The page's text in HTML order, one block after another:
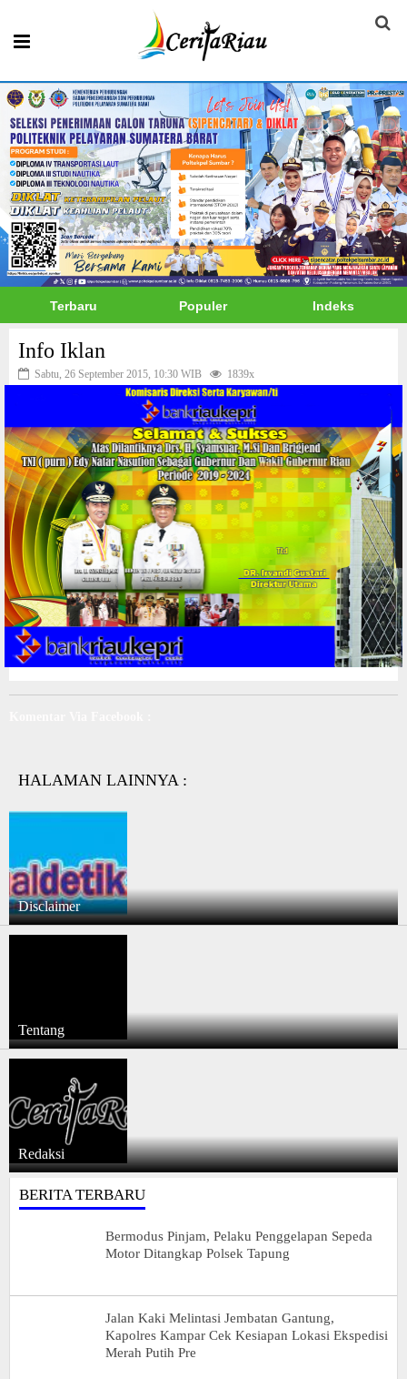
Terbaru Populer Indeks
Info Iklan
Sabtu, 26 September 2015, 10:30 WIB 1839x
HALAMAN LAINNYA :
Disclaimer
Tentang
Redaksi
BERITA TERBARU
Bermodus Pinjam, Pelaku Penggelapan Sepeda
Motor Ditangkap Polsek Tapung
Jalan Kaki Melintasi Jembatan Gantung,
Kapolres Kampar Cek Kesiapan Lokasi Ekspedisi
Merah Putih Pre